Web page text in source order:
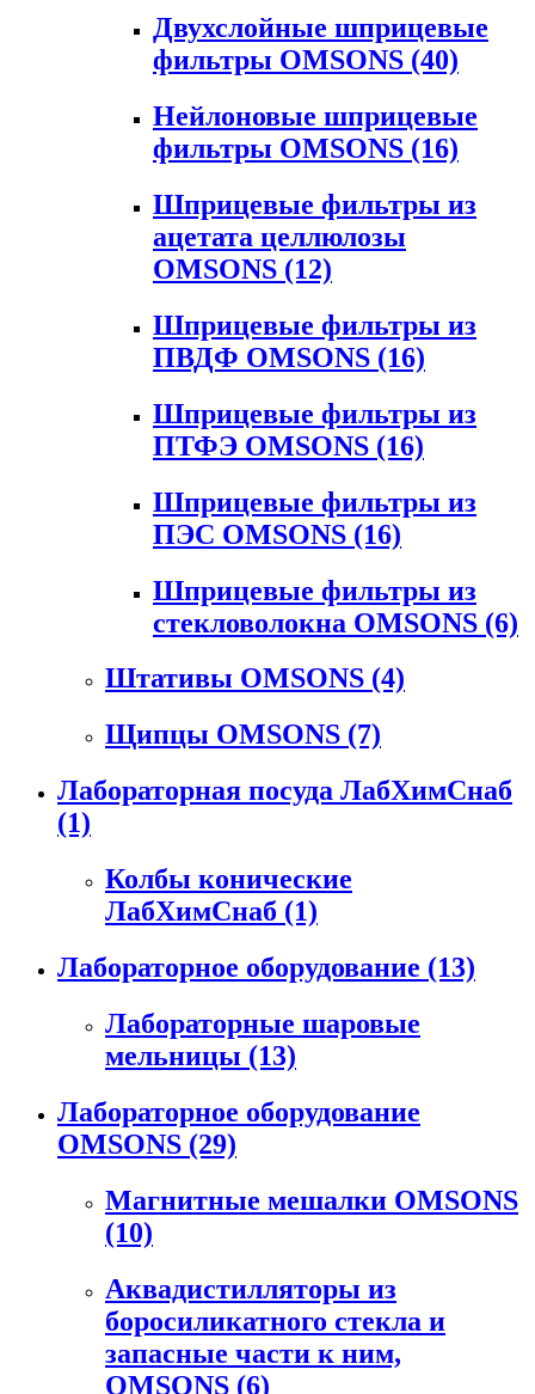
Двухслойные шприцевые
фильтры OMSONS (40)
Нейлоновые шприцевые
фильтры OMSONS (16)
Шприцевые фильтры из
ацетата целлюлозы
OMSONS (12)
Шприцевые фильтры из
ПВДФ OMSONS (16)
Шприцевые фильтры из
ПТФЭ OMSONS (16)
Шприцевые фильтры из
ПЭС OMSONS (16)
Шприцевые фильтры из
стекловолокна OMSONS (6)
Штативы OMSONS (4)
Щипцы OMSONS (7)
Лабораторная посуда ЛабХимСнаб
(1)
Колбы конические
ЛабХимСнаб (1)
Лабораторное оборудование (13)
Лабораторные шаровые
мельницы (13)
Лабораторное оборудование
OMSONS (29)
Магнитные мешалки OMSONS
(10)
Аквадистилляторы из
боросиликатного стекла и
запасные части к ним,
OMSONS (6)